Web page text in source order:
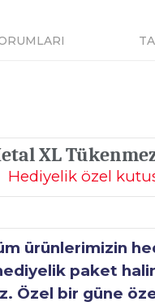
XL
Hediyelik özel
ürünlerimizin
paket
Özel bir güne